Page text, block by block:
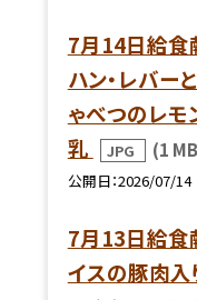
7月14日給
ハン・レバー
ゃべつのレモ
乳
JPG (1
公開日 2026/07/14
7月13日給
イスの豚肉入